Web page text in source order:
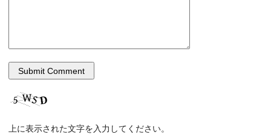
上に表示された文字を入力してください。